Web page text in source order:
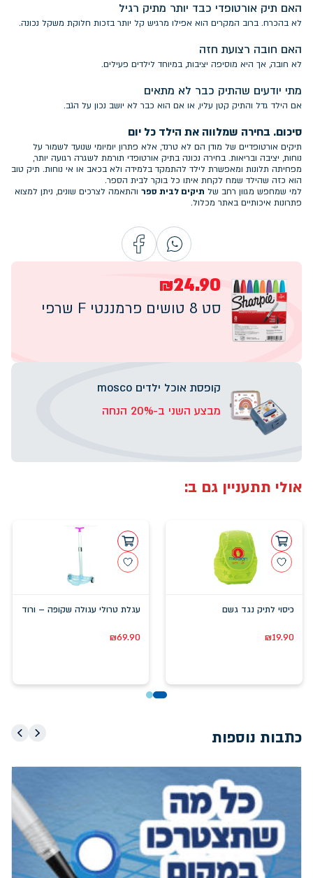
₪24.90
סט 8 טושים פרמננטי F שרפי
קופסת אוכל ילדים mosco
מבצע השני ב-20% הנחה
האם תיק אורטופדי כבד יותר מתיק רגיל
לא בהכרח. ברוב המקרים הוא אפילו מרגיש קל יותר בזכות חלוקת משקל נכונה.
האם חובה רצועת חזה
לא חובה, אך היא מוסיפה יציבות, במיוחד לילדים פעילים.
מתי יודעים שהתיק כבר לא מתאים
אם הילד גדל והתיק קטן עליו, או אם הוא כבר לא יושב נכון על הגב.
סיכום. בחירה שמלווה את הילד כל יום
תיקים אורטופדיים של מודן הם לא טרנד, אלא פתרון יומיומי שנועד לשמור על
נוחות, יציבה ובריאות. בחירה נכונה בתיק אורטופדי תורמת לשגרה רגועה יותר,
מפחיתה תלונות ומאפשרת לילד להתמקד בלמידה ולא בכאב או אי נוחות. תיק טוב
הוא כזה שהילד שמח לקחת איתו כל בוקר לבית הספר.
למי שמחפש מגוון רחב של תיקים לבית ספר והתאמה לצרכים שונים, ניתן למצוא
פתרונות איכותיים באתר מכלול.
אולי תתעניין גם ב:
כיסוי לתיק נגד גשם
₪19.90
עגלת טרולי עגולה שקופה – ורוד
₪69.90
כתבות נוספות